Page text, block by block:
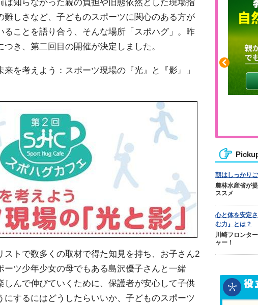
は知らなかった親の負担や旧態依然とした現場指
難しさなど、子どものスポーツに関心のある方が
ることを語り合う、そんな場所「スポハグ」。昨
き、第二回目の開催が決定しました。
来を考えよう：スポーツ現場の『光』と『影』」
ストで数多くの取材で得た知見を持ち、お子さん2
ーツ少年少女の母でもある島沢優子さんと一緒
しんで伸びていくために、保護者が安心して子供
にするにはどうしたらいいか、子どものスポーツ
ふくらはぎの張りや疲れに
ジュニアレッグリカバリー
朝はしっかり
農林水産省が
ススメ
心と体を安定
む力』とは？
川崎フロンタ
ャー！